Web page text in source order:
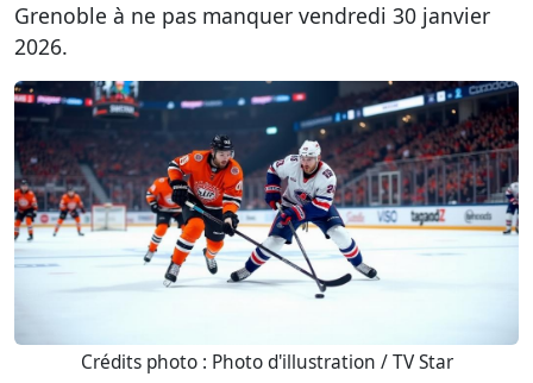
Grenoble à ne pas manquer vendredi 30 janvier
2026.
Crédits photo : Photo d'illustration / TV Star